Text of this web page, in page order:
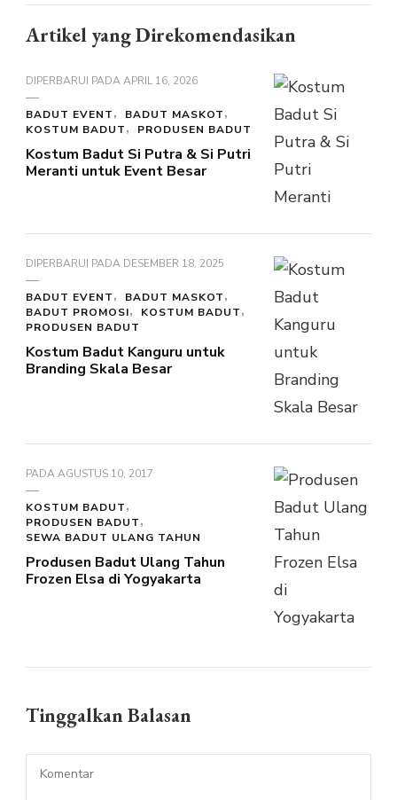
Artikel yang Direkomendasikan
DIPERBARUI PADAAPRIL 16, 2026
BADUT EVENT
BADUT MASKOT
KOSTUM BADUT
PRODUSEN BADUT
Kostum Badut Si Putra & Si Putri
Meranti untuk Event Besar
DIPERBARUI PADA DESEMBER 18, 2025
BADUT EVENT
BADUT MASKOT
BADUT PROMOSI
KOSTUM BADUT
PRODUSEN BADUT
Kostum Badut Kanguru untuk
Branding Skala Besar
PADAAGUSTUS 10, 2017
KOSTUM BADUT
PRODUSEN BADUT
SEWA BADUT ULANG TAHUN
Produsen Badut Ulang Tahun
Frozen Elsa di Yogyakarta
Tinggalkan Balasan